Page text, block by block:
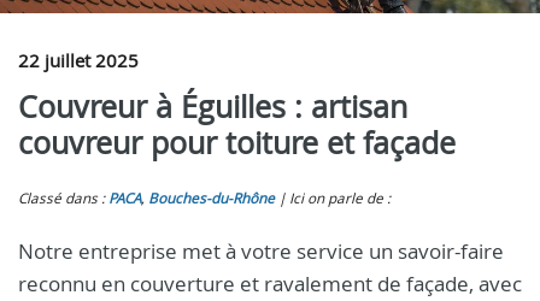
22 juillet 2025
Couvreur à Éguilles : artisan
couvreur pour toiture et façade
Classé dans : PACA, Bouches-du-Rhône Ici on parle de :
Notre entreprise met à votre service un savoir-faire
reconnu en couverture et ravalement de façade, avec